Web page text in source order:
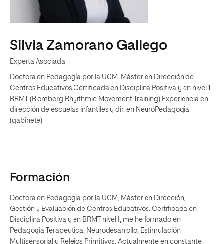
Silvia Zamorano Gallego
Experta Asociada
Doctora en Pedagogía por la UCM. Máster en Dirección de
Centros Educativos.Certificada en Disciplina Positiva y en nivel 1
BRMT (Blomberg Rhyithmic Movement Training).Experiencia en
dirección de escuelas infantiles y dir. en NeuroPedagogia
(gabinete)
Formación
Doctora en Pedagogia por la UCM, Máster en Dirección,
Gestión y Evaluación de Centros Educativos. Certificada en
Disciplina Positiva y en BRMT nivel I, me he formado en
Pedagogia Terapeutica, Neurodesarrollo, Estimulación
Multisensorial y Relejos Primitivos. Actualmente en constante